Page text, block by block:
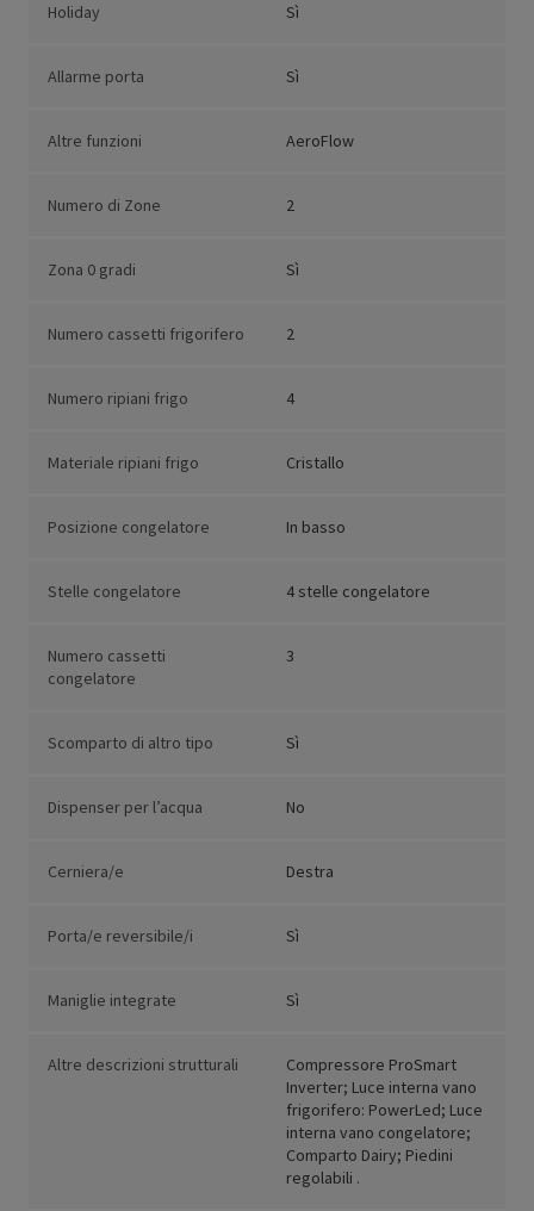
Holiday Sì
Allarme porta Sì
Altre funzioni AeroFlow
Numero di Zone 2
Zona 0 gradi Sì
Numero cassetti frigorifero 2
Numero ripiani frigo 4
Materiale ripiani frigo Cristallo
Posizione congelatore In basso
Stelle congelatore 4 stelle congelatore
Numero cassetti
congelatore
3
Scomparto di altro tipo Sì
Dispenser per l’acqua No
Cerniera/e Destra
Porta/e reversibile/i Sì
Maniglie integrate Sì
Altre descrizioni strutturali
Compressore ProSmart
Inverter; Luce interna vano
frigorifero: PowerLed; Luce
interna vano congelatore;
Comparto Dairy; Piedini
regolabili .